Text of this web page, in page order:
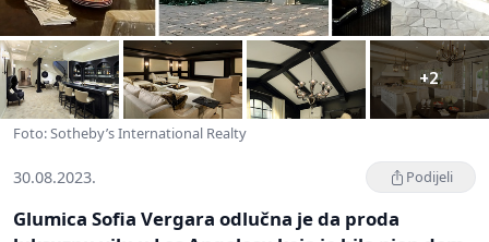
+2
Foto: Sotheby’s International Realty
30.08.2023. Podijeli
Glumica Sofia Vergara odlučna je da proda